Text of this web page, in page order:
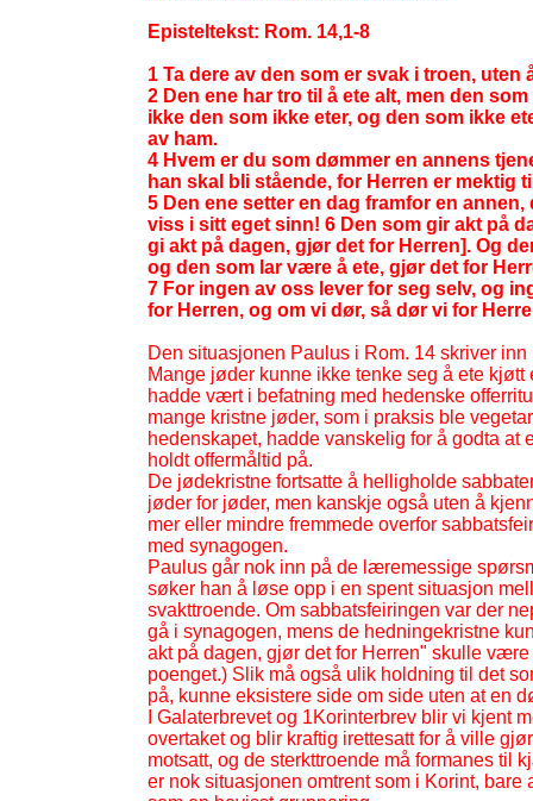
Episteltekst: Rom. 14,1-8
1 Ta dere av den som er svak i troen,
2 Den ene har tro til å ete alt, men den
ikke den som ikke eter, og den som ikke
av ham.
4 Hvem er du som dømmer en annens
han skal bli stående, for Herren er mektig
5 Den ene setter en dag framfor en
viss i sitt eget sinn! 6 Den som gir akt på
gi akt på dagen, gjør det for Herren]. Og
og den som lar være å ete, gjør det for
7 For ingen av oss lever for seg selv, og
for Herren, og om vi dør, så dør vi for
Den situasjonen Paulus i Rom. 14 skriver
Mange jøder kunne ikke tenke seg å ete
hadde vært i befatning med hedenske
mange kristne jøder, som i praksis ble
hedenskapet, hadde vanskelig for å godta at
holdt offermåltid på.
De jødekristne fortsatte å helligholde
jøder for jøder, men kanskje også uten å
mer eller mindre fremmede overfor
med synagogen.
Paulus går nok inn på de læremessige
søker han å løse opp i en spent situasjon
svakttroende. Om sabbatsfeiringen var der
gå i synagogen, mens de hedningekristne
akt på dagen, gjør det for Herren" skulle
poenget.) Slik må også ulik holdning til det
på, kunne eksistere side om side uten at en
I Galaterbrevet og 1Korinterbrev blir vi kjent
overtaket og blir kraftig irettesatt for å ville
motsatt, og de sterkttroende må formanes til
er nok situasjonen omtrent som i Korint,